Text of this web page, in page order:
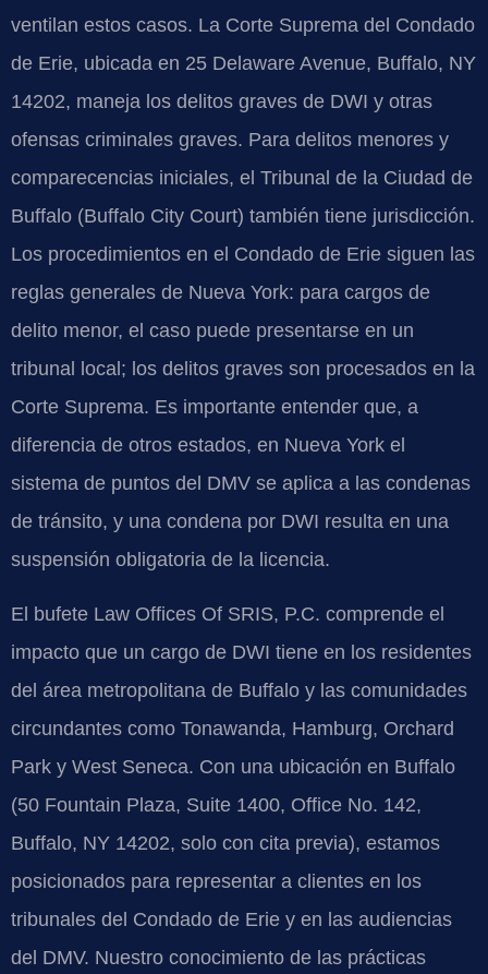
ventilan estos casos. La Corte Suprema del Condado
de Erie, ubicada en 25 Delaware Avenue, Buffalo, NY
14202, maneja los delitos graves de DWI y otras
ofensas criminales graves. Para delitos menores y
comparecencias iniciales, el Tribunal de la Ciudad de
Buffalo (Buffalo City Court) también tiene jurisdicción.
Los procedimientos en el Condado de Erie siguen las
reglas generales de Nueva York: para cargos de
delito menor, el caso puede presentarse en un
tribunal local; los delitos graves son procesados en la
Corte Suprema. Es importante entender que, a
diferencia de otros estados, en Nueva York el
sistema de puntos del DMV se aplica a las condenas
de tránsito, y una condena por DWI resulta en una
suspensión obligatoria de la licencia.
El bufete Law Offices Of SRIS, P.C. comprende el
impacto que un cargo de DWI tiene en los residentes
del área metropolitana de Buffalo y las comunidades
circundantes como Tonawanda, Hamburg, Orchard
Park y West Seneca. Con una ubicación en Buffalo
(50 Fountain Plaza, Suite 1400, Office No. 142,
Buffalo, NY 14202, solo con cita previa), estamos
posicionados para representar a clientes en los
tribunales del Condado de Erie y en las audiencias
del DMV. Nuestro conocimiento de las prácticas